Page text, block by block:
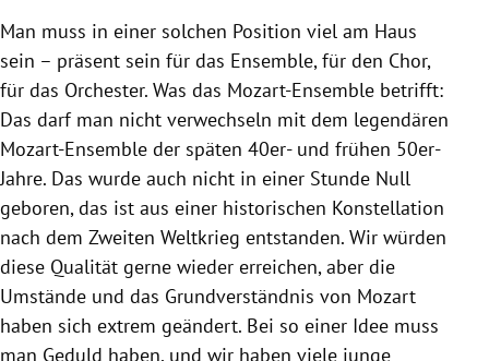
Man muss in einer solchen Position viel am Haus
sein – präsent sein für das Ensemble, für den Chor,
für das Orchester. Was das Mozart-Ensemble betrifft:
Das darf man nicht verwechseln mit dem legendären
Mozart-Ensemble der späten 40er- und frühen 50er-
Jahre. Das wurde auch nicht in einer Stunde Null
geboren, das ist aus einer historischen Konstellation
nach dem Zweiten Weltkrieg entstanden. Wir würden
diese Qualität gerne wieder erreichen, aber die
Umstände und das Grundverständnis von Mozart
haben sich extrem geändert. Bei so einer Idee muss
man Geduld haben, und wir haben viele junge